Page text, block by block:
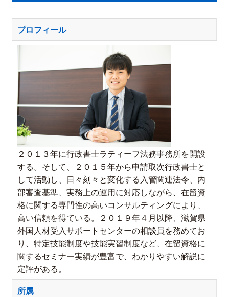
プロフィール
２０１３年に行政書士ラティーフ法務事務所を開設
する。そして、２０１５年から申請取次行政書士と
して活動し、日々刻々と変化する入管関連法令、内
部審査基準、実務上の運用に対応しながら、在留資
格に関する専門性の高いコンサルティングにより、
高い信頼を得ている。２０１９年４月以降、滋賀県
外国人材受入サポートセンターの相談員を務めてお
り、特定技能制度や技能実習制度など、在留資格に
関するセミナー実績が豊富で、わかりやすい解説に
定評がある。
所属